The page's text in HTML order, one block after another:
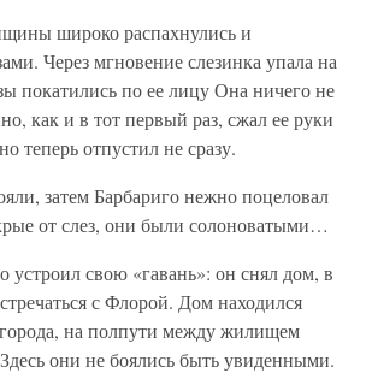
широко распахнулись и
Через мгновение слезинка упала на
покатились по ее лицу Она ничего не
как и в тот первый раз, сжал ее руки
теперь отпустил не сразу.
затем Барбариго нежно поцеловал
от слез, они были солоноватыми…
устроил свою «гавань»: он снял дом, в
с Флорой. Дом находился
города, на полпути между жилищем
они не боялись быть увиденными.